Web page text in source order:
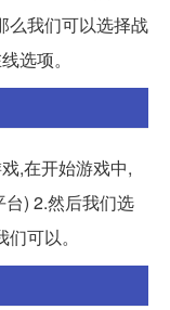
么我们可以选择战
选项。
,在开始游戏中,
) 2.然后我们选
可以。